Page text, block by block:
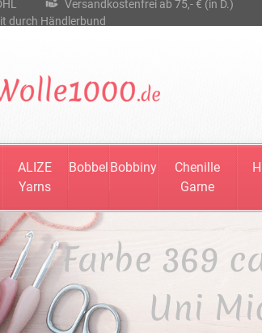
Versandkostenfrei ab 75,- € (in D.)
durch Händlerbund
ALIZE
Yarns
Bobbel Bobbiny
Chenille
Garne
Farbe 369
Uni